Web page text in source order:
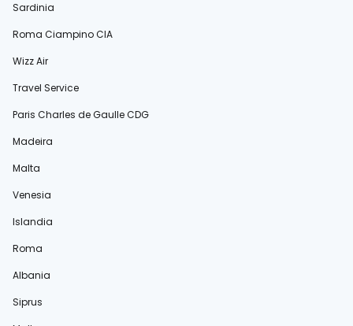
Sardinia
Roma Ciampino CIA
Wizz Air
Travel Service
Paris Charles de Gaulle CDG
Madeira
Malta
Venesia
Islandia
Roma
Albania
Siprus